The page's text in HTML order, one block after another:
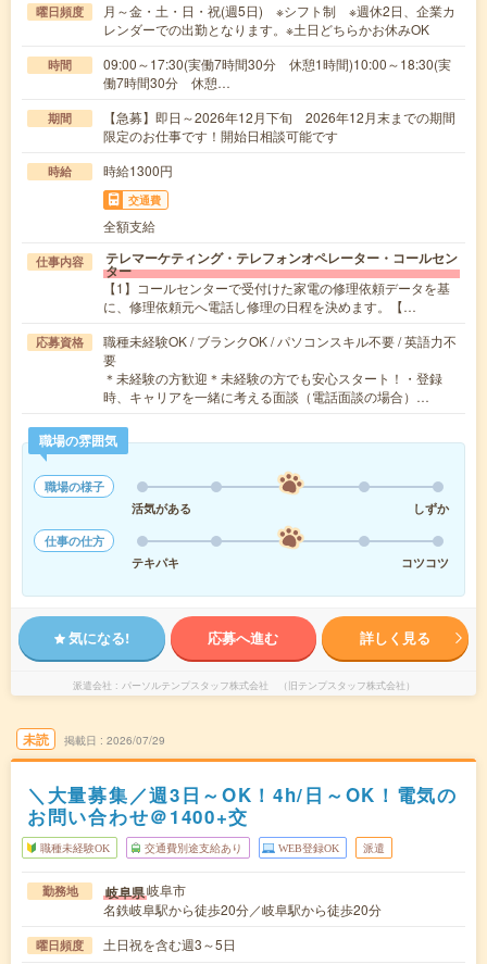
曜日頻度
月～金・土・日・祝(週5日) ※シフト制 ※週休2日、企業カ
レンダーでの出勤となります。※土日どちらかお休みOK
時間
09:00～17:30(実働7時間30分 休憩1時間)10:00～18:30(実
働7時間30分 休憩…
期間
【急募】即日～2026年12月下旬 2026年12月末までの期間
限定のお仕事です！開始日相談可能です
時給 時給1300円
交通費
全額支給
仕事内容 テレマーケティング・テレフォンオペレーター・コールセン
ター
【1】コールセンターで受付けた家電の修理依頼データを基
に、修理依頼元へ電話し修理の日程を決めます。【…
応募資格
職種未経験OK / ブランクOK / パソコンスキル不要 / 英語力不
要
＊未経験の方歓迎＊未経験の方でも安心スタート！・登録
時、キャリアを一緒に考える面談（電話面談の場合）…
職場の雰囲気
職場の様子
活気がある
しずか
仕事の仕方
テキパキ
コツコツ
気になる! 応募へ進む 詳しく見る
派遣会社 パーソルテンプスタッフ株式会社 （旧テンプスタッフ株式会社）
未読 掲載日 2026/07/29
＼大量募集／週3日～OK！4h/日～OK！電気の
お問い合わせ＠1400+交
職種未経験OK 交通費別途支給あり WEB登録OK 派遣
勤務地 岐阜県岐阜市
名鉄岐阜駅から徒歩20分／岐阜駅から徒歩20分
曜日頻度 土日祝を含む週3～5日